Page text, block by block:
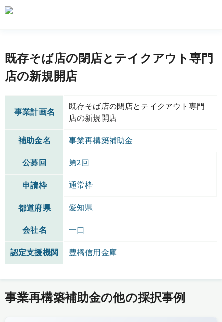
既存そば店の閉店とテイクアウト専門
店の新規開店
事業計画名
既存そば店の閉店とテイクアウト専門
店の新規開店
補助金名 事業再構築補助金
公募回 第2回
申請枠 通常枠
都道府県 愛知県
会社名 一口
認定支援機関 豊橋信用金庫
事業再構築補助金の他の採択事例